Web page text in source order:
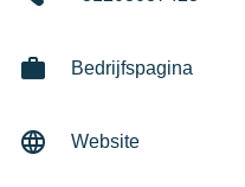
Bedrijfspagina
Website